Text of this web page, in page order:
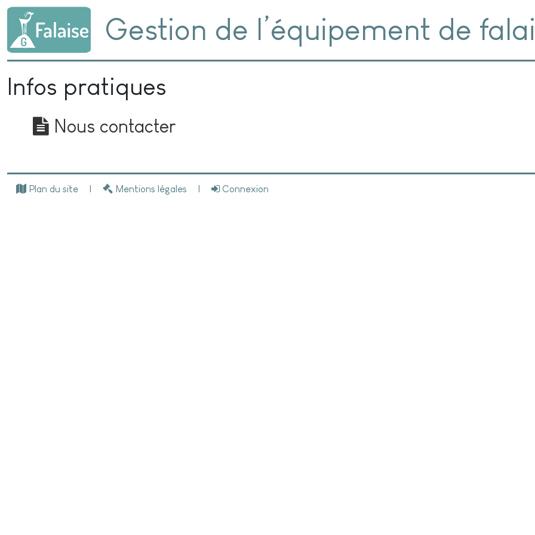
Gestion de l’équipement de
Infos pratiques
Nous contacter
Plan du site Mentions légales Connexion